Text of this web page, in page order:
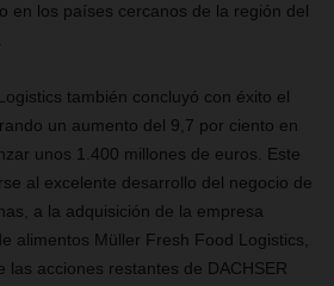
en los países cercanos de la región del
también concluyó con éxito el
un aumento del 9,7 por ciento en
unos 1.400 millones de euros. Este
al excelente desarrollo del negocio de
a la adquisición de la empresa
alimentos Müller Fresh Food Logistics,
las acciones restantes de DACHSER